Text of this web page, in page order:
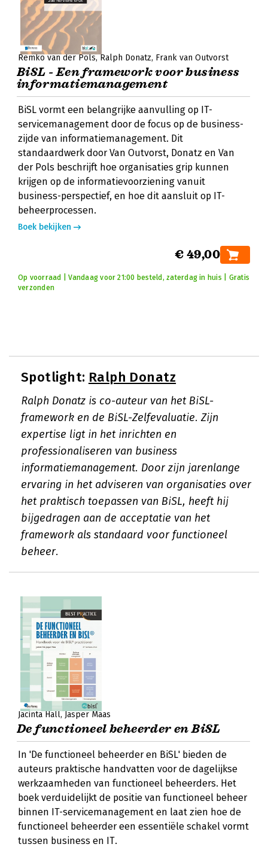
Remko van der Pols Ralph Donatz Frank van Outvorst
BiSL - Een framework voor business
informatiemanagement
BiSL vormt een belangrijke aanvulling op IT-
servicemanagement door de focus op de business-
zijde van informatiemanagement. Dit
standaardwerk door Van Outvorst, Donatz en Van
der Pols beschrijft hoe organisaties grip kunnen
krijgen op de informatievoorziening vanuit
business-perspectief, en hoe dit aansluit op IT-
beheerprocessen.
Boek bekijken
€ 49,00
Op voorraad | Vandaag voor 21:00 besteld, zaterdag in huis | Gratis
verzonden
Spotlight: Ralph Donatz
Ralph Donatz is co-auteur van het BiSL-
framework en de BiSL-Zelfevaluatie. Zijn
expertise ligt in het inrichten en
professionaliseren van business
informatiemanagement. Door zijn jarenlange
ervaring in het adviseren van organisaties over
het praktisch toepassen van BiSL, heeft hij
bijgedragen aan de acceptatie van het
framework als standaard voor functioneel
beheer.
Jacinta Hall Jasper Maas
De functioneel beheerder en BiSL
In 'De functioneel beheerder en BiSL' bieden de
auteurs praktische handvatten voor de dagelijkse
werkzaamheden van functioneel beheerders. Het
boek verduidelijkt de positie van functioneel beheer
binnen IT-servicemanagement en laat zien hoe de
functioneel beheerder een essentiële schakel vormt
tussen business en IT.